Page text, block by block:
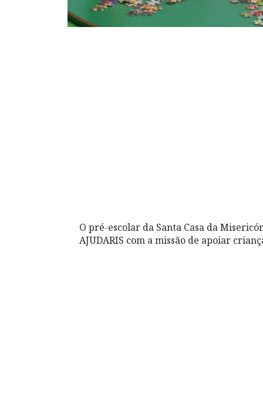
O pré-escolar da Santa Casa da
AJUDARIS com a missão de apoiar